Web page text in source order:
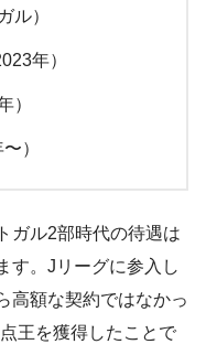
ル）
年）
）
）
ガル2部時代の待遇は
す。Jリーグに参入し
高額な契約ではなかっ
王を獲得したことで